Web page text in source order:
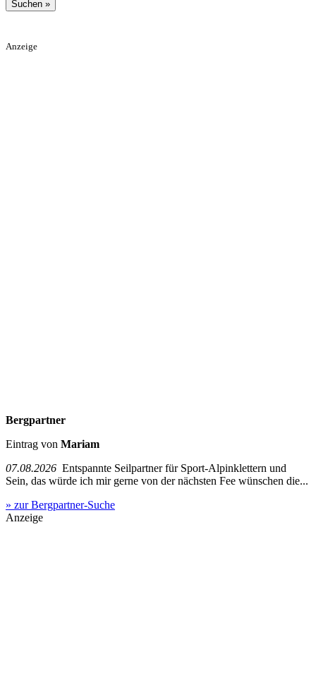
Anzeige
Bergpartner
Eintrag von Mariam
07.08.2026 Entspannte Seilpartner für Sport-Alpinklettern und
Sein, das würde ich mir gerne von der nächsten Fee wünschen die...
» zur Bergpartner-Suche
Anzeige